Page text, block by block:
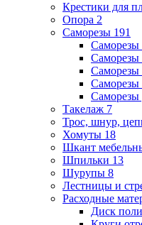
Крестики для
Опора 2
Саморезы 191
Саморезы
Саморезы
Саморезы
Саморезы
Саморезы
Такелаж 7
Трос, шнур,
Хомуты 18
Шкант
Шпильки 13
Шурупы 8
Лестницы и
Расходные
Диск